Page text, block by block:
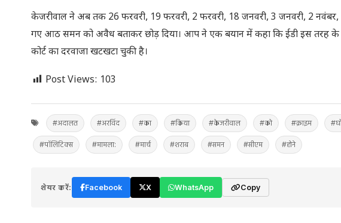
केजरीवाल ने अब तक 26 फरवरी, 19 फरवरी, 2 फरवरी, 18 जनवरी, 3 जनवरी, 2
गए आठ समन को अवैध बताकर छोड़ दिया। आप ने एक बयान में कहा कि ईडी इस तरह
कोर्ट का दरवाजा खटखटा चुकी है।
Post Views: 103
#अदालत #अरविंद #का #किया #केजरीवाल #को #क्राइम
#पॉलिटिक्स #मामला: #मार्च #शराब #समन #सीएम #होने
शेयर करें: Facebook X WhatsApp Copy